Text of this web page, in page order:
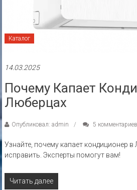
Каталог
14.03.2025
Почему Капает
Люберцах
Опубликовал: admin 5 комментариев
Узнайте, почему капает кондиционер в
исправить. Эксперты помогут вам!
Читать далее